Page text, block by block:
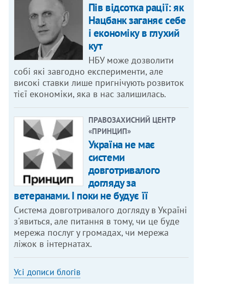
Пів відсотка рації: як
Нацбанк заганяє себе
і економіку в глухий
кут
НБУ може дозволити
собі які завгодно експерименти, але
високі ставки лише пригнічують розвиток
тієї економіки, яка в нас залишилась.
ПРАВОЗАХИСНИЙ ЦЕНТР
«ПРИНЦИП»
Україна не має
системи
довготривалого
догляду за
ветеранами. І поки не будує її
Система довготривалого догляду в Україні
з'явиться, але питання в тому, чи це буде
мережа послуг у громадах, чи мережа
ліжок в інтернатах.
Усі дописи блогів